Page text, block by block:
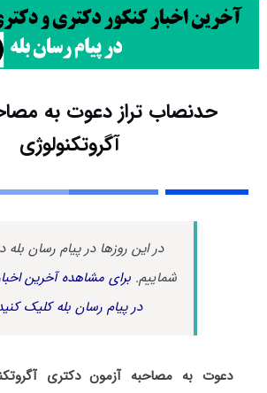
حدنصاب تراز دعوت به
آگروتکنولوژی
در این روزها در پیام رسان بله
شماییم.برای مشاهده آخرین
در پیام رسان بله کلیک
دعوت به مصاحبه آزمون دکتری